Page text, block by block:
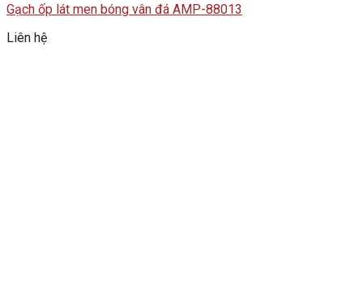
Gạch ốp lát men bóng vân đá AMP-88013
Liên hệ